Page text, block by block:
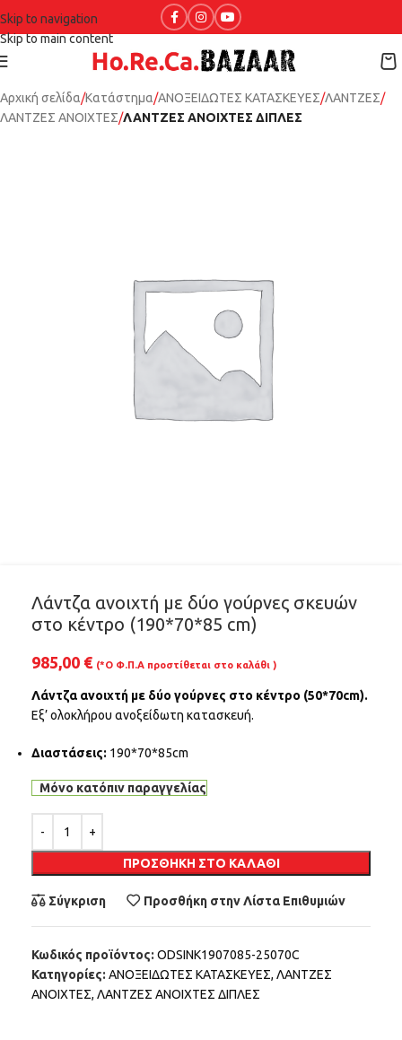
Skip to navigation
Skip to main content
Αρχική σελίδα Κατάστημα ΑΝΟΞΕΙΔΩΤΕΣ ΚΑΤΑΣΚΕΥΕΣ ΛΑΝΤΖΕΣ
ΛΑΝΤΖΕΣ ΑΝΟΙΧΤΕΣ ΛΑΝΤΖΕΣ ΑΝΟΙΧΤΕΣ ΔΙΠΛΕΣ
Λάντζα ανοιχτή με δύο γούρνες σκευών
στο κέντρο (190*70*85 cm)
985,00 € (*Ο Φ.Π.Α προστίθεται στο καλάθι )
Λάντζα ανοιχτή με δύο γούρνες στο κέντρο (50*70cm).
Εξ’ ολοκλήρου ανοξείδωτη κατασκευή.
Διαστάσεις: 190*70*85cm
Μόνο κατόπιν παραγγελίας
ΠΡΟΣΘΉΚΗ ΣΤΟ ΚΑΛΆΘΙ
Σύγκριση Προσθήκη στην Λίστα Επιθυμιών
Κωδικός προϊόντος: ODSINK1907085-25070C
Κατηγορίες: ΑΝΟΞΕΙΔΩΤΕΣ ΚΑΤΑΣΚΕΥΕΣ, ΛΑΝΤΖΕΣ
ΑΝΟΙΧΤΕΣ, ΛΑΝΤΖΕΣ ΑΝΟΙΧΤΕΣ ΔΙΠΛΕΣ